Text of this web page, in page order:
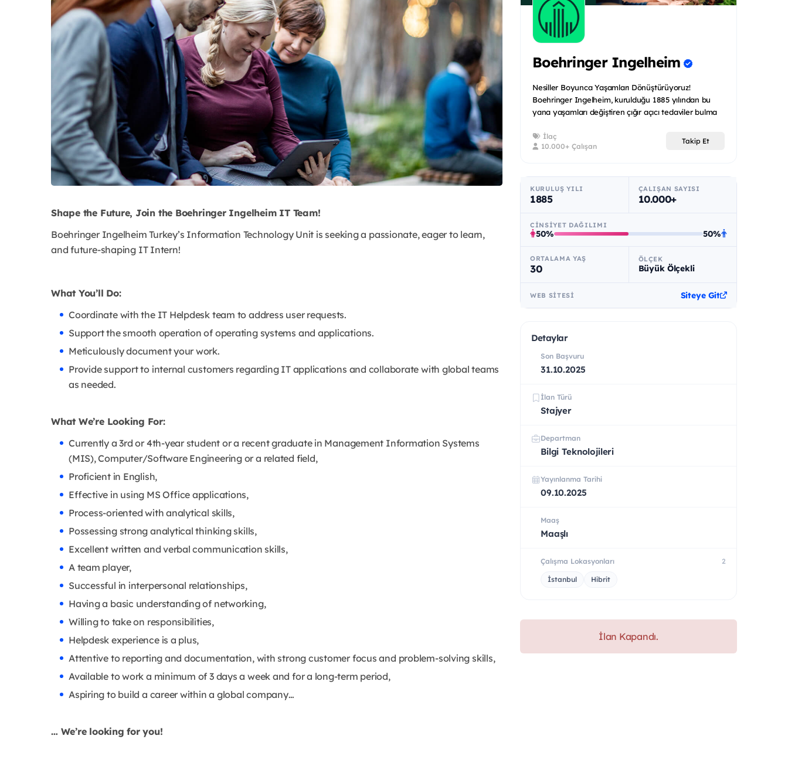
Shape the Future, Join the Boehringer Ingelheim IT Team!
Boehringer Ingelheim Turkey’s Information Technology Unit is seeking a passionate, eager to learn,
and future-shaping IT Intern!
What You’ll Do:
Coordinate with the IT Helpdesk team to address user requests.
Support the smooth operation of operating systems and applications.
Meticulously document your work.
Provide support to internal customers regarding IT applications and collaborate with global teams
as needed.
What We’re Looking For:
Currently a 3rd or 4th-year student or a recent graduate in Management Information Systems
(MIS), Computer/Software Engineering or a related field,
Proficient in English,
Effective in using MS Office applications,
Process-oriented with analytical skills,
Possessing strong analytical thinking skills,
Excellent written and verbal communication skills,
A team player,
Successful in interpersonal relationships,
Having a basic understanding of networking,
Willing to take on responsibilities,
Helpdesk experience is a plus,
Attentive to reporting and documentation, with strong customer focus and problem-solving skills,
Available to work a minimum of 3 days a week and for a long-term period,
Aspiring to build a career within a global company…
… We’re looking for you!
Boehringer Ingelheim
Nesiller Boyunca Yaşamları Dönüştürüyoruz!
Boehringer Ingelheim, kurulduğu 1885 yılından bu
yana yaşamları değiştiren çığır açıcı tedaviler bulma
İlaç
10.000+ Çalışan
Takip Et
KURULUŞ YILI
1885
ÇALIŞAN SAYISI
10.000+
CINSIYET DAĞILIMI
50% 50%
ORTALAMA YAŞ
30
ÖLÇEK
Büyük Ölçekli
WEB SITESI Siteye Git
Detaylar
Son Başvuru
31.10.2025
İlan Türü
Stajyer
Departman
Bilgi Teknolojileri
Yayınlanma Tarihi
09.10.2025
Maaş
Maaşlı
Çalışma Lokasyonları 2
İstanbul Hibrit
İlan Kapandı.